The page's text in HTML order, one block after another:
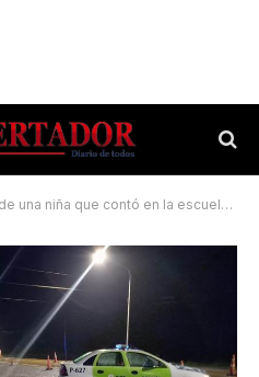
que contó en la escuela que era abusada